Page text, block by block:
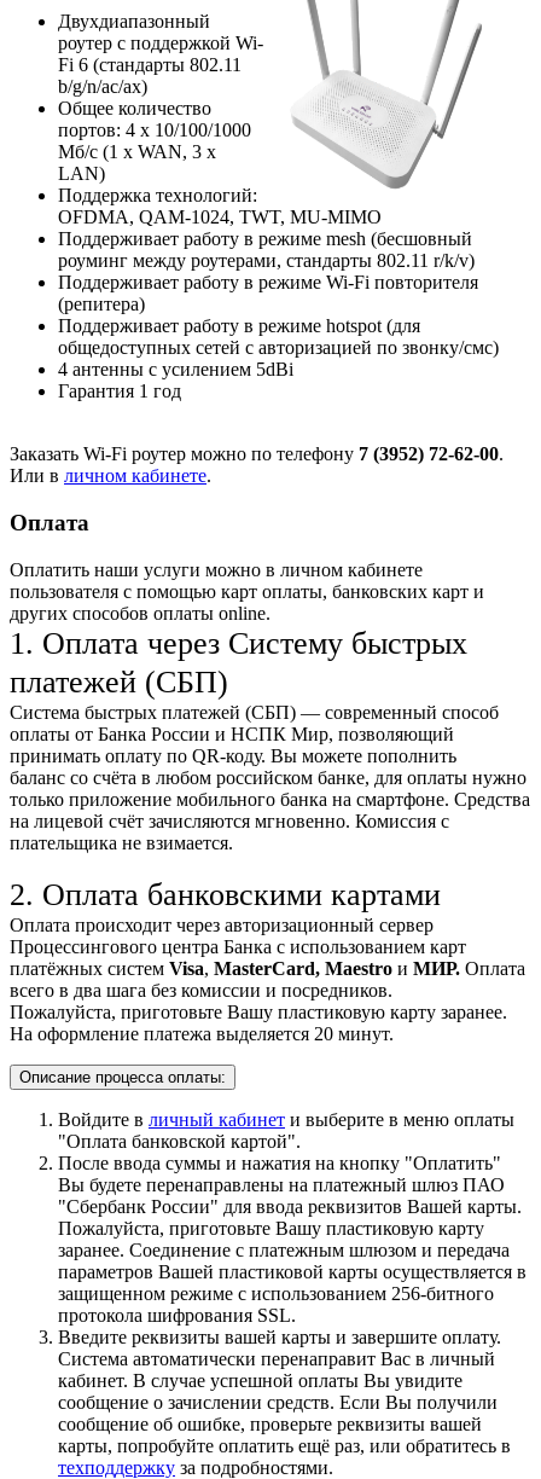
Двухдиапазонный
роутер с поддержкой Wi-
Fi 6 (стандарты 802.11
b/g/n/ac/ax)
Общее количество
портов: 4 х 10/100/1000
Мб/с (1 x WAN, 3 x
LAN)
Поддержка технологий:
OFDMA, QAM-1024, TWT, MU-MIMO
Поддерживает работу в режиме mesh (бесшовный
роуминг между роутерами, стандарты 802.11 r/k/v)
Поддерживает работу в режиме Wi-Fi повторителя
(репитера)
Поддерживает работу в режиме hotspot (для
общедоступных сетей с авторизацией по звонку/смс)
4 антенны с усилением 5dBi
Гарантия 1 год
Заказать Wi-Fi роутер можно по телефону 7 (3952) 72-62-00.
Или в личном кабинете.
Оплата
Оплатить наши услуги можно в личном кабинете
пользователя с помощью карт оплаты, банковских карт и
других способов оплаты online.
1. Оплата через Систему быстрых
платежей (СБП)
Система быстрых платежей (СБП) — современный способ
оплаты от Банка России и НСПК Мир, позволяющий
принимать оплату по QR-коду. Вы можете пополнить
баланс со счёта в любом российском банке, для оплаты нужно
только приложение мобильного банка на смартфоне. Средства
на лицевой счёт зачисляются мгновенно. Комиссия с
плательщика не взимается.
2. Оплата банковскими картами
Оплата происходит через авторизационный сервер
Процессингового центра Банка с использованием карт
платёжных систем Visa, MasterCard, Maestro и МИР. Оплата
всего в два шага без комиссии и посредников.
Пожалуйста, приготовьте Вашу пластиковую карту заранее.
На оформление платежа выделяется 20 минут.
Описание процесса оплаты:
Войдите в личный кабинет и выберите в меню оплаты
"Оплата банковской картой".
После ввода суммы и нажатия на кнопку "Оплатить"
Вы будете перенаправлены на платежный шлюз ПАО
"Сбербанк России" для ввода реквизитов Вашей карты.
Пожалуйста, приготовьте Вашу пластиковую карту
заранее. Соединение с платежным шлюзом и передача
параметров Вашей пластиковой карты осуществляется в
защищенном режиме с использованием 256-битного
протокола шифрования SSL.
Введите реквизиты вашей карты и завершите оплату.
Система автоматически перенаправит Вас в личный
кабинет. В случае успешной оплаты Вы увидите
сообщение о зачислении средств. Если Вы получили
сообщение об ошибке, проверьте реквизиты вашей
карты, попробуйте оплатить ещё раз, или обратитесь в
техподдержку за подробностями.